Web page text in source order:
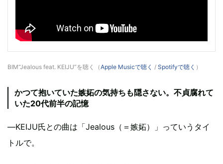
BIM“Jealous feat. KEIJU”を聴く（Apple Musicで聴く / Spotifyで聴く ）
かつて抱いていた嫉妬の気持ちも隠さない。不貞腐れて
いた20代前半の記憶
―KEIJU氏との曲は「Jealous（＝嫉妬）」っていうタイ
トルで。